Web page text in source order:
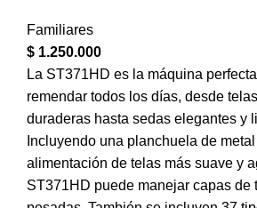
Familiares
$ 1.250.000
La ST371HD es la máquina
remendar todos los días, desde
duraderas hasta sedas elegantes y
Incluyendo una planchuela de
alimentación de telas más suave y
ST371HD puede manejar capas de